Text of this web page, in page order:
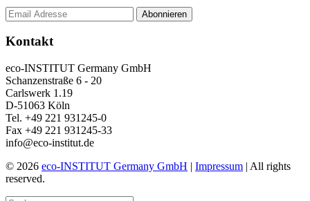
Kontakt
eco-INSTITUT Germany GmbH
Schanzenstraße 6 - 20
Carlswerk 1.19
D-51063 Köln
Tel. +49 221 931245-0
Fax +49 221 931245-33
info@eco-institut.de
© 2026 eco-INSTITUT Germany GmbH | Impressum | All rights
reserved.